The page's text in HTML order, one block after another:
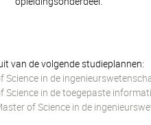
van de volgende studieplannen:
Science in de
Science in de toegepaste
of Science in de